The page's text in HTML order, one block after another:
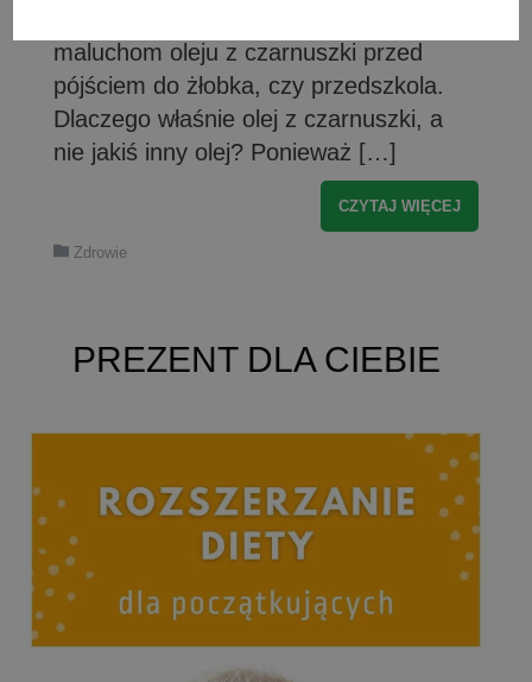
maluchom oleju z czarnuszki przed
pójściem do żłobka, czy przedszkola.
Dlaczego właśnie olej z czarnuszki, a
nie jakiś inny olej? Ponieważ […]
CZYTAJ WIĘCEJ
Zdrowie
PREZENT DLA CIEBIE